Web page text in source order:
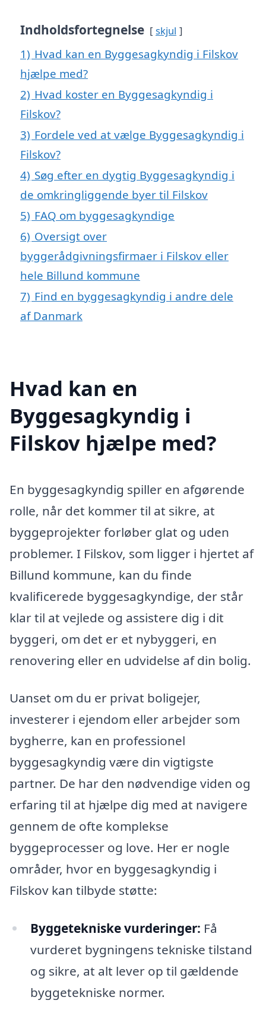
Indholdsfortegnelse skjul
1) Hvad kan en Byggesagkyndig i Filskov
hjælpe med?
2) Hvad koster en Byggesagkyndig i
Filskov?
3) Fordele ved at vælge Byggesagkyndig i
Filskov?
4) Søg efter en dygtig Byggesagkyndig i
de omkringliggende byer til Filskov
5) FAQ om byggesagkyndige
6) Oversigt over
byggerådgivningsfirmaer i Filskov eller
hele Billund kommune
7) Find en byggesagkyndig i andre dele
af Danmark
Hvad kan en
Byggesagkyndig i
Filskov hjælpe med?
En byggesagkyndig spiller en afgørende
rolle, når det kommer til at sikre, at
byggeprojekter forløber glat og uden
problemer. I Filskov, som ligger i hjertet af
Billund kommune, kan du finde
kvalificerede byggesagkyndige, der står
klar til at vejlede og assistere dig i dit
byggeri, om det er et nybyggeri, en
renovering eller en udvidelse af din bolig.
Uanset om du er privat boligejer,
investerer i ejendom eller arbejder som
bygherre, kan en professionel
byggesagkyndig være din vigtigste
partner. De har den nødvendige viden og
erfaring til at hjælpe dig med at navigere
gennem de ofte komplekse
byggeprocesser og love. Her er nogle
områder, hvor en byggesagkyndig i
Filskov kan tilbyde støtte:
Byggetekniske vurderinger: Få
vurderet bygningens tekniske tilstand
og sikre, at alt lever op til gældende
byggetekniske normer.